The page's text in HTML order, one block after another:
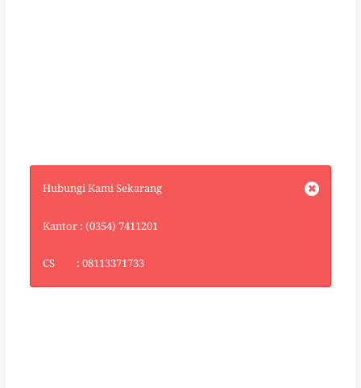
Hubungi Kami Sekarang
Kantor : (0354) 7411201
CS : 08113371733